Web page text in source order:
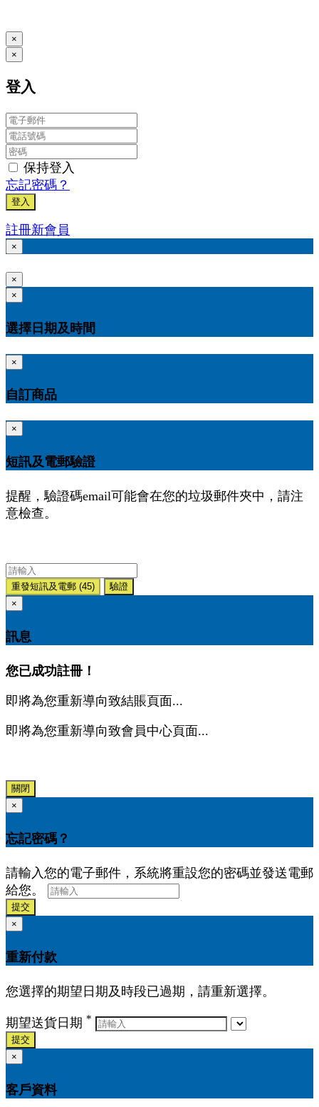
×
×
登入
保持登入
忘記密碼？
登入
註冊新會員
×
×
×
選擇日期及時間
×
自訂商品
×
短訊及電郵驗證
提醒，驗證碼email可能會在您的垃圾郵件夾中，請注
意檢查。
重發短訊及電郵 (45)
驗證
×
訊息
您已成功註冊！
即將為您重新導向致結賬頁面...
即將為您重新導向致會員中心頁面...
關閉
×
忘記密碼？
請輸入您的電子郵件，系統將重設您的密碼並發送電郵
給您。
提交
×
重新付款
您選擇的期望日期及時段已過期，請重新選擇。
期望送貨日期 *
提交
×
客戶資料